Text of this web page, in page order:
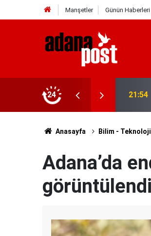
Manşetler Günün Haberleri
24
sabırsız ve öfkeli hissedebiliriz" 21:49
Anasayfa Bilim -
Adana’da
görüntülendi